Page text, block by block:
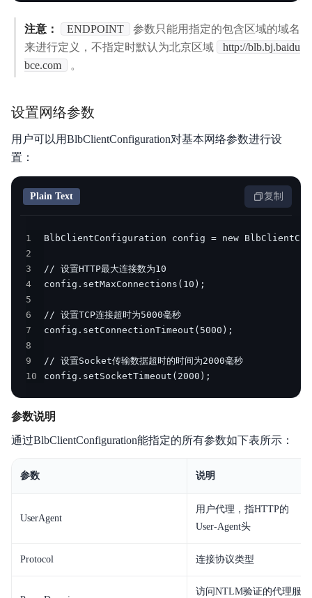
注意： ENDPOINT
参数只能用指定的包含区域的域名
来进行定义，不指定时默认为北京区域
http://blb.bj.baidu
bce.com
。
设置网络参数
用户可以用BlbClientConfiguration对基本网络参数进行设
置：
Plain Text 复制
1
2
3
4
5
6
7
8
9
10
config.setSocketTimeout(2000);
参数说明
通过BlbClientConfiguration能指定的所有参数如下表所示：
参数 说明
UserAgent
用户代理，指HTTP的
User-Agent头
Protocol 连接协议类型
访问NTLM验证的代理服